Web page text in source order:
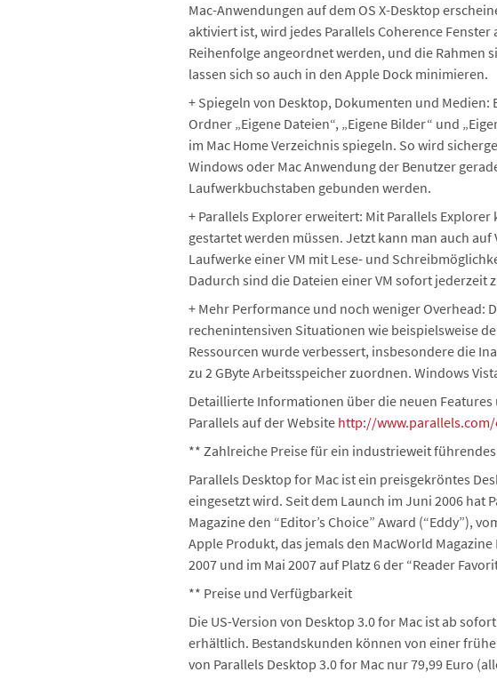
Mac-Anwendungen auf dem OS X-Desktop
aktiviert ist, wird jedes Parallels Coherence
Reihenfolge angeordnet werden, und die Rahmen
lassen sich so auch in den Apple Dock minimieren.
+ Spiegeln von Desktop, Dokumenten und
Ordner „Eigene Dateien“, „Eigene Bilder“ und
im Mac Home Verzeichnis spiegeln. So wird
Windows oder Mac Anwendung der Benutzer
Laufwerkbuchstaben gebunden werden.
+ Parallels Explorer erweitert: Mit Parallels
gestartet werden müssen. Jetzt kann man auch
Laufwerke einer VM mit Lese- und
Dadurch sind die Dateien einer VM sofort jederzeit
+ Mehr Performance und noch weniger Overhead:
rechenintensiven Situationen wie beispielsweise
Ressourcen wurde verbessert, insbesondere die
zu 2 GByte Arbeitsspeicher zuordnen. Windows
Detaillierte Informationen über die neuen
Parallels auf der Website http://
** Zahlreiche Preise für ein industrieweit
Parallels Desktop for Mac ist ein preisgekröntes
eingesetzt wird. Seit dem Launch im Juni 2006 hat
Magazine den “Editor’s Choice” Award (“Eddy”),
Apple Produkt, das jemals den MacWorld
2007 und im Mai 2007 auf Platz 6 der “Reader
** Preise und Verfügbarkeit
Die US-Version von Desktop 3.0 for Mac ist ab
erhältlich. Bestandskunden können von einer
von Parallels Desktop 3.0 for Mac nur 79,99 Euro